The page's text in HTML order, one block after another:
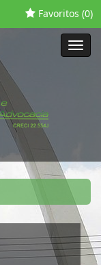
Favoritos (0)